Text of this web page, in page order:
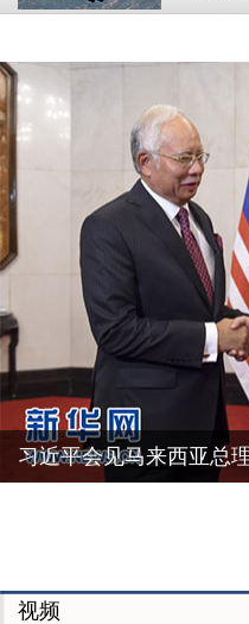
中国
习近平会见马来西亚总
视频